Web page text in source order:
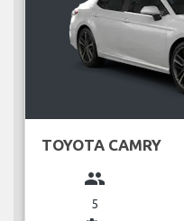
TOYOTA CAMRY
group
5